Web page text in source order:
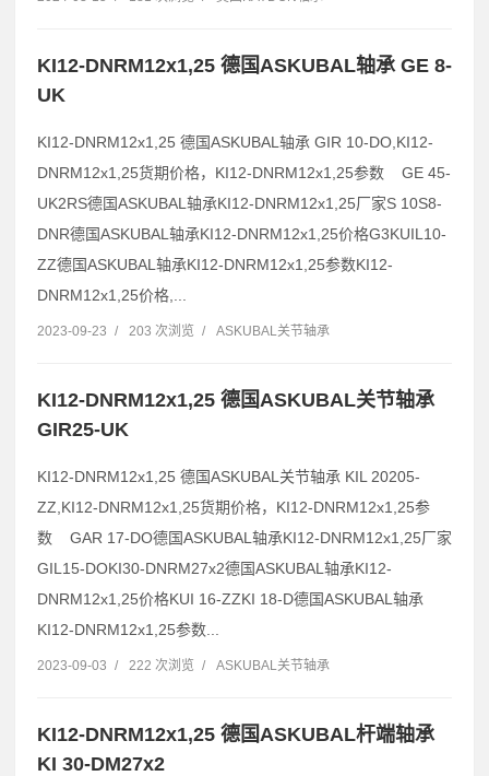
KI12-DNRM12x1,25 德国ASKUBAL轴承 GE 8-
UK
KI12-DNRM12x1,25 德国ASKUBAL轴承 GIR 10-DO,KI12-
DNRM12x1,25货期价格，KI12-DNRM12x1,25参数 GE 45-
UK2RS德国ASKUBAL轴承KI12-DNRM12x1,25厂家S 10S8-
DNR德国ASKUBAL轴承KI12-DNRM12x1,25价格G3KUIL10-
ZZ德国ASKUBAL轴承KI12-DNRM12x1,25参数KI12-
DNRM12x1,25价格,...
2023-09-23 / 203 次浏览 / ASKUBAL关节轴承
KI12-DNRM12x1,25 德国ASKUBAL关节轴承
GIR25-UK
KI12-DNRM12x1,25 德国ASKUBAL关节轴承 KIL 20205-
ZZ,KI12-DNRM12x1,25货期价格，KI12-DNRM12x1,25参
数 GAR 17-DO德国ASKUBAL轴承KI12-DNRM12x1,25厂家
GIL15-DOKI30-DNRM27x2德国ASKUBAL轴承KI12-
DNRM12x1,25价格KUI 16-ZZKI 18-D德国ASKUBAL轴承
KI12-DNRM12x1,25参数...
2023-09-03 / 222 次浏览 / ASKUBAL关节轴承
KI12-DNRM12x1,25 德国ASKUBAL杆端轴承
KI 30-DM27x2